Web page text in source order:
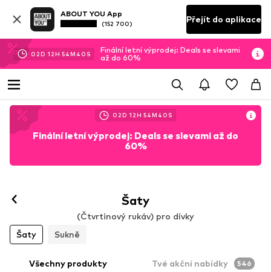
ABOUT YOU App
(152 700) Přejít do aplikace
02D 12H 54M 38 S
Finální letní výprodej: Deals se slevami
až do 60%
02D 12H 54M 38 S
Finální letní výprodej: Deals se slevami až do
60%
Šaty
(Čtvrtinový rukáv) pro dívky
Šaty
Sukně
Všechny produkty Tvé akční nabídky 546